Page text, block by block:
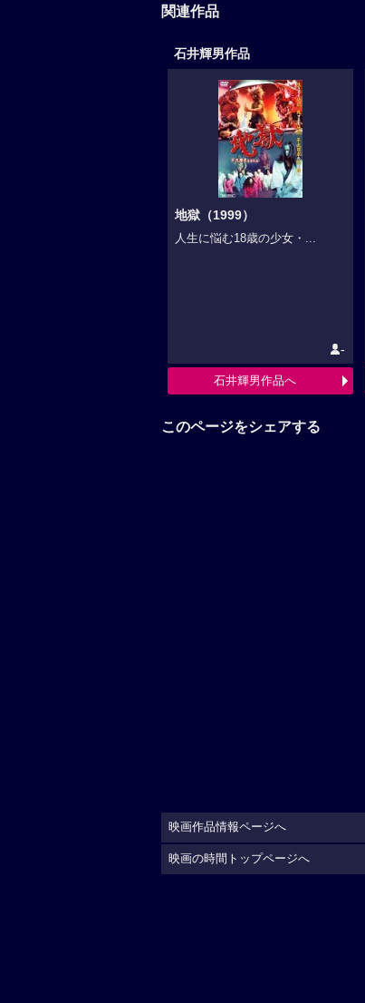
関連作品
石井輝男作品
地獄（1999）
人生に悩む18歳の少女・...
-
石井輝男作品へ
このページをシェアする
映画作品情報ページへ
映画の時間トップページへ